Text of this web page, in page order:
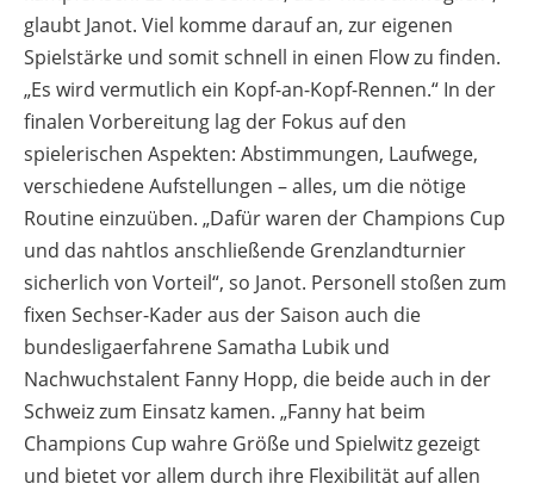
glaubt Janot. Viel komme darauf an, zur eigenen
Spielstärke und somit schnell in einen Flow zu finden.
„Es wird vermutlich ein Kopf-an-Kopf-Rennen.“ In der
finalen Vorbereitung lag der Fokus auf den
spielerischen Aspekten: Abstimmungen, Laufwege,
verschiedene Aufstellungen – alles, um die nötige
Routine einzuüben. „Dafür waren der Champions Cup
und das nahtlos anschließende Grenzlandturnier
sicherlich von Vorteil“, so Janot. Personell stoßen zum
fixen Sechser-Kader aus der Saison auch die
bundesligaerfahrene Samatha Lubik und
Nachwuchstalent Fanny Hopp, die beide auch in der
Schweiz zum Einsatz kamen. „Fanny hat beim
Champions Cup wahre Größe und Spielwitz gezeigt
und bietet vor allem durch ihre Flexibilität auf allen